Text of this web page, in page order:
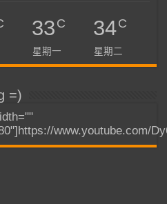
33C
星期一
34C
星期二
=)
www.youtube.com/